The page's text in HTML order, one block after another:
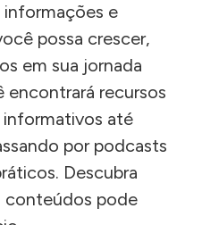
informações e
possa crescer,
em sua jornada
encontrará recursos
até
por podcasts
Descubra
conteúdos pode